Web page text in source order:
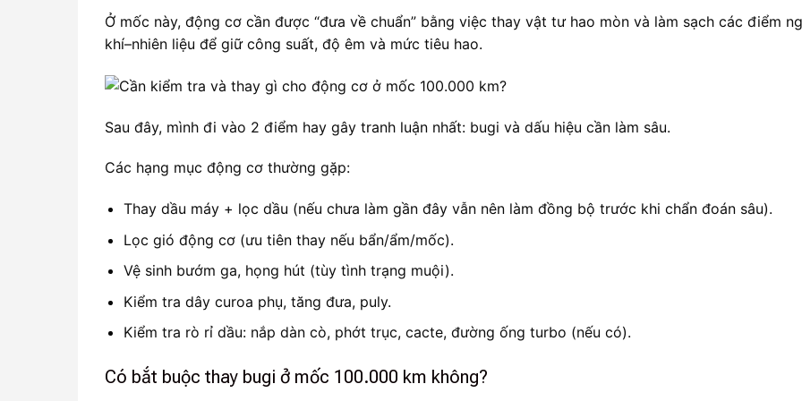
Ở mốc này, động cơ cần được “đưa về chuẩn” bằng việc thay vật tư hao mòn và làm sạch các điểm
khí–nhiên liệu để giữ công suất, độ êm và mức tiêu hao.
Sau đây, mình đi vào 2 điểm hay gây tranh luận nhất: bugi và dấu hiệu cần làm sâu.
Các hạng mục động cơ thường gặp:
Thay dầu máy + lọc dầu (nếu chưa làm gần đây vẫn nên làm đồng bộ trước khi chẩn đoán sâu).
Lọc gió động cơ (ưu tiên thay nếu bẩn/ẩm/mốc).
Vệ sinh bướm ga, họng hút (tùy tình trạng muội).
Kiểm tra dây curoa phụ, tăng đưa, puly.
Kiểm tra rò rỉ dầu: nắp dàn cò, phớt trục, cacte, đường ống turbo (nếu có).
Có bắt buộc thay bugi ở mốc 100.000 km không?